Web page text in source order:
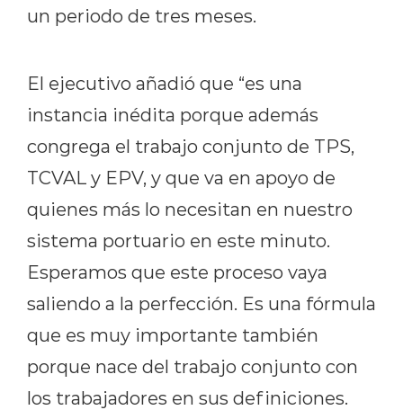
un periodo de tres meses.
El ejecutivo añadió que “es una
instancia inédita porque además
congrega el trabajo conjunto de TPS,
TCVAL y EPV, y que va en apoyo de
quienes más lo necesitan en nuestro
sistema portuario en este minuto.
Esperamos que este proceso vaya
saliendo a la perfección. Es una fórmula
que es muy importante también
porque nace del trabajo conjunto con
los trabajadores en sus definiciones.